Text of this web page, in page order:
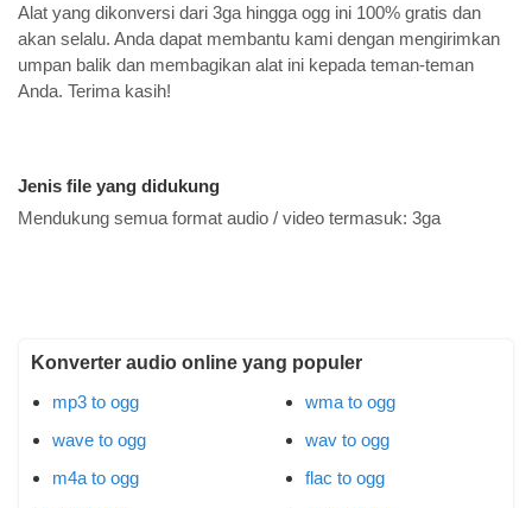
Alat yang dikonversi dari 3ga hingga ogg ini 100% gratis dan
akan selalu. Anda dapat membantu kami dengan mengirimkan
umpan balik dan membagikan alat ini kepada teman-teman
Anda. Terima kasih!
Jenis file yang didukung
Mendukung semua format audio / video termasuk: 3ga
Konverter audio online yang populer
mp3 to ogg
wave to ogg
m4a to ogg
wma to ogg
wav to ogg
flac to ogg